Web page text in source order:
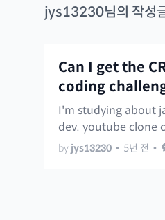
jys13230님의 작성
Can I get the
coding
I'm studying about
dev. youtube clone
by jys13230 • 5년 전 •